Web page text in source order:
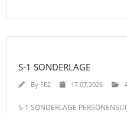
S-1 SONDERLAGE
By FE2 17.07.2026
S-1 SONDERLAGE